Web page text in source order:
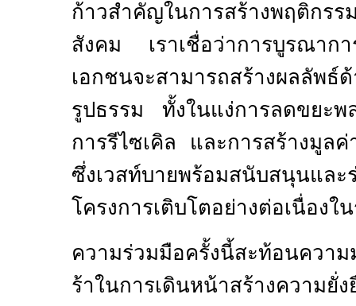
ก้าวสำคัญในการสร้างพฤติกรร
สังคม เราเชื่อว่าการบูรณากา
เอกชนจะสามารถสร้างผลลัพธ์
รูปธรรม ทั้งในแง่การลดขยะ
การรีไซเคิล และการสร้างมูล
ซึ่งเวสท์บายพร้อมสนับสนุนและ
โครงการเติบโตอย่างต่อเนื่องใน
ความร่วมมือครั้งนี้สะท้อนควา
ร้าในการเดินหน้าสร้างความ